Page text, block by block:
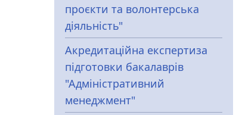
проєкти та волонтерська
діяльність"
Акредитаційна експертиза
підготовки бакалаврів
"Адміністративний
менеджмент"